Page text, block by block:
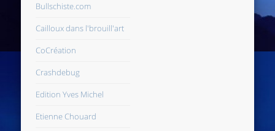
Bullschiste.com
Cailloux dans l'brouill'art
CoCréation
Crashdebug
Edition Yves Michel
Etienne Chouard